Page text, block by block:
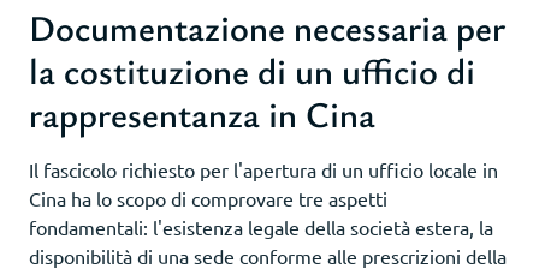
Documentazione necessaria per
la costituzione di un ufficio di
rappresentanza in Cina
Il fascicolo richiesto per l'apertura di un ufficio locale in
Cina ha lo scopo di comprovare tre aspetti
fondamentali: l'esistenza legale della società estera, la
disponibilità di una sede conforme alle prescrizioni della